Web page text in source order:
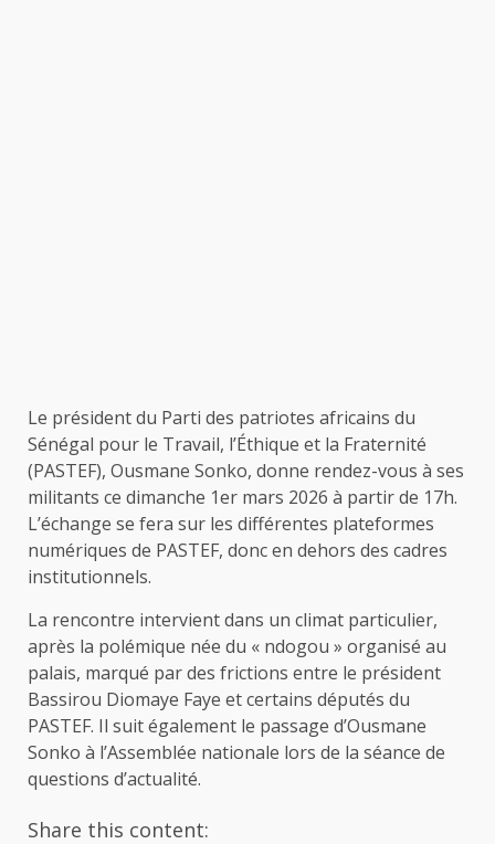
Le président du Parti des patriotes africains du
Sénégal pour le Travail, l’Éthique et la Fraternité
(PASTEF), Ousmane Sonko, donne rendez-vous à ses
militants ce dimanche 1er mars 2026 à partir de 17h.
L’échange se fera sur les différentes plateformes
numériques de PASTEF, donc en dehors des cadres
institutionnels.
La rencontre intervient dans un climat particulier,
après la polémique née du « ndogou » organisé au
palais, marqué par des frictions entre le président
Bassirou Diomaye Faye et certains députés du
PASTEF. Il suit également le passage d’Ousmane
Sonko à l’Assemblée nationale lors de la séance de
questions d’actualité.
Share this content: